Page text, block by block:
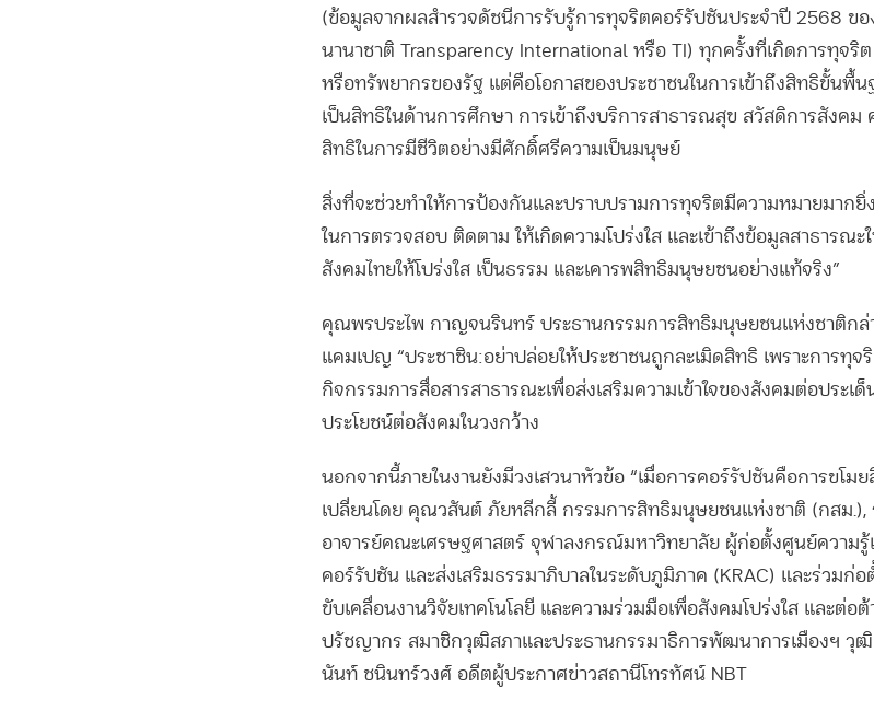
(ข้อมูลจากผลสำรวจดัชนีการรับรู้การทุจริตคอร์รัปชันประจำปี 2568 ขอ
นานาชาติ Transparency International หรือ TI) ทุกครั้งที่เกิดการทุจริ
หรือทรัพยากรของรัฐ แต่คือโอกาสของประชาชนในการเข้าถึงสิทธิขั้นพื้น
เป็นสิทธิในด้านการศึกษา การเข้าถึงบริการสาธารณสุข สวัสดิการสังคม
สิทธิในการมีชีวิตอย่างมีศักดิ์ศรีความเป็นมนุษย์
สิ่งที่จะช่วยทำให้การป้องกันและปราบปรามการทุจริตมีความหมายมาก
ในการตรวจสอบ ติดตาม ให้เกิดความโปร่งใส และเข้าถึงข้อมูลสาธารณะ
สังคมไทยให้โปร่งใส เป็นธรรม และเคารพสิทธิมนุษยชนอย่างแท้จริง”
คุณพรประไพ กาญจนรินทร์ ประธานกรรมการสิทธิมนุษยชนแห่งชาติกล่า
แคมเปญ “ประชาชิน:อย่าปล่อยให้ประชาชนถูกละเมิดสิทธิ เพราะการทุจ
กิจกรรมการสื่อสารสาธารณะเพื่อส่งเสริมความเข้าใจของสังคมต่อประเ
ประโยชน์ต่อสังคมในวงกว้าง
นอกจากนี้ภายในงานยังมีวงเสวนาหัวข้อ “เมื่อการคอร์รัปชันคือการขโม
เปลี่ยนโดย คุณวสันต์ ภัยหลีกลี้ กรรมการสิทธิมนุษยชนแห่งชาติ (กสม.),
อาจารย์คณะเศรษฐศาสตร์ จุฬาลงกรณ์มหาวิทยาลัย ผู้ก่อตั้งศูนย์ความรู้
คอร์รัปชัน และส่งเสริมธรรมาภิบาลในระดับภูมิภาค (KRAC) และร่วมก่
ขับเคลื่อนงานวิจัยเทคโนโลยี และความร่วมมือเพื่อสังคมโปร่งใส และต่
ปรัชญากร สมาชิกวุฒิสภาและประธานกรรมาธิการพัฒนาการเมืองฯ วุฒิ
นันท์ ชนินทร์วงศ์ อดีตผู้ประกาศข่าวสถานีโทรทัศน์ NBT